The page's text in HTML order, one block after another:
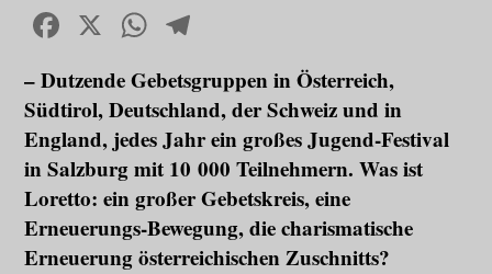
Facebook
X WhatsApp
– Dutzende Gebetsgruppen in Österreich,
Südtirol, Deutschland, der Schweiz und in
England, jedes Jahr ein großes Jugend-Festival
in Salzburg mit 10 000 Teilnehmern. Was ist
Loretto: ein großer Gebetskreis, eine
Erneuerungs-Bewegung, die charismatische
Erneuerung österreichischen Zuschnitts?